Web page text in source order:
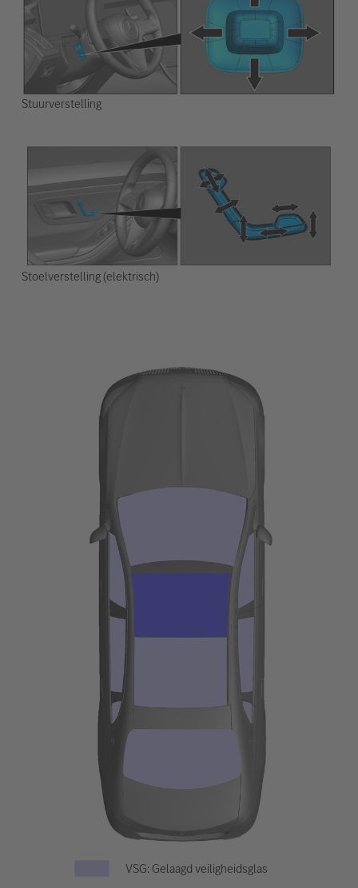
Stuurverstelling
Stoelverstelling (elektrisch)
VSG: Gelaagd veiligheidsglas